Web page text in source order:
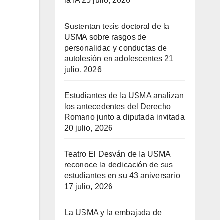
Sustentan tesis doctoral de la
USMA sobre rasgos de
personalidad y conductas de
autolesión en adolescentes 21
julio, 2026
Estudiantes de la USMA analizan
los antecedentes del Derecho
Romano junto a diputada invitada
20 julio, 2026
Teatro El Desván de la USMA
reconoce la dedicación de sus
estudiantes en su 43 aniversario
17 julio, 2026
La USMA y la embajada de